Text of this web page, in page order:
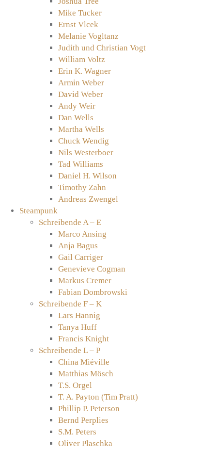
Mike Tucker
Ernst Vlcek
Melanie Vogltanz
Judith und Christian Vogt
William Voltz
Erin K. Wagner
Armin Weber
David Weber
Andy Weir
Dan Wells
Martha Wells
Chuck Wendig
Nils Westerboer
Tad Williams
Daniel H. Wilson
Timothy Zahn
Andreas Zwengel
Steampunk
Schreibende A – E
Marco Ansing
Anja Bagus
Gail Carriger
Genevieve Cogman
Markus Cremer
Fabian Dombrowski
Schreibende F – K
Lars Hannig
Tanya Huff
Francis Knight
Schreibende L – P
China Miéville
Matthias Mösch
T.S. Orgel
T. A. Payton (Tim Pratt)
Phillip P. Peterson
Bernd Perplies
S.M. Peters
Oliver Plaschka